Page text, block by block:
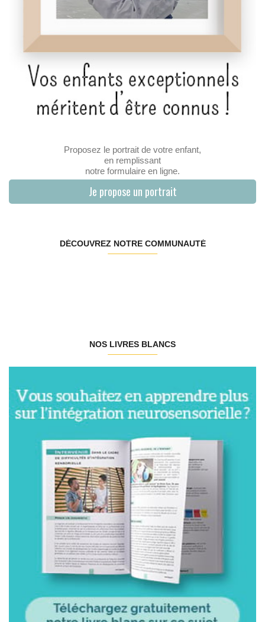
Proposez le portrait de votre enfant,
en remplissant
notre formulaire en ligne.
Je propose un portrait
DÉCOUVREZ NOTRE COMMUNAUTÉ
NOS LIVRES BLANCS